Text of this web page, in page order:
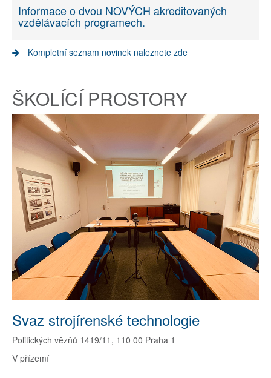
Informace o dvou NOVÝCH akreditovaných
vzdělávacích programech.
Kompletní seznam novinek naleznete zde
ŠKOLÍCÍ PROSTORY
Svaz strojírenské technologie
Politických vězňů 1419/11, 110 00 Praha 1
V přízemí